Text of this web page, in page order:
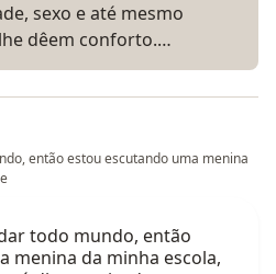
sexo e até mesmo
dêem conforto.…
então estou escutando uma menina
todo mundo, então
menina da minha escola,